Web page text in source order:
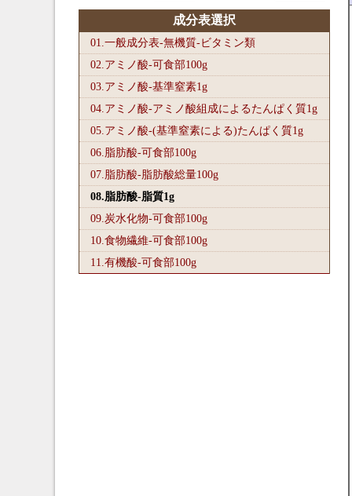
成分表選択
01.一般成分表-無機質-ビタミン類
02.アミノ酸-可食部100g
03.アミノ酸-基準窒素1g
04.アミノ酸-アミノ酸組成によるたんぱく質1g
05.アミノ酸-(基準窒素による)たんぱく質1g
06.脂肪酸-可食部100g
07.脂肪酸-脂肪酸総量100g
08.脂肪酸-脂質1g
09.炭水化物-可食部100g
10.食物繊維-可食部100g
11.有機酸-可食部100g